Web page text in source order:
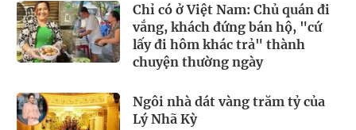
Chỉ có ở Việt Nam: Chủ quán đi
vắng, khách đứng bán hộ, "cứ
lấy đi hôm khác trả" thành
chuyện thường ngày
Ngôi nhà dát vàng trăm tỷ của
Lý Nhã Kỳ